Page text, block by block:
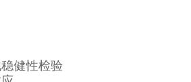
健性检验